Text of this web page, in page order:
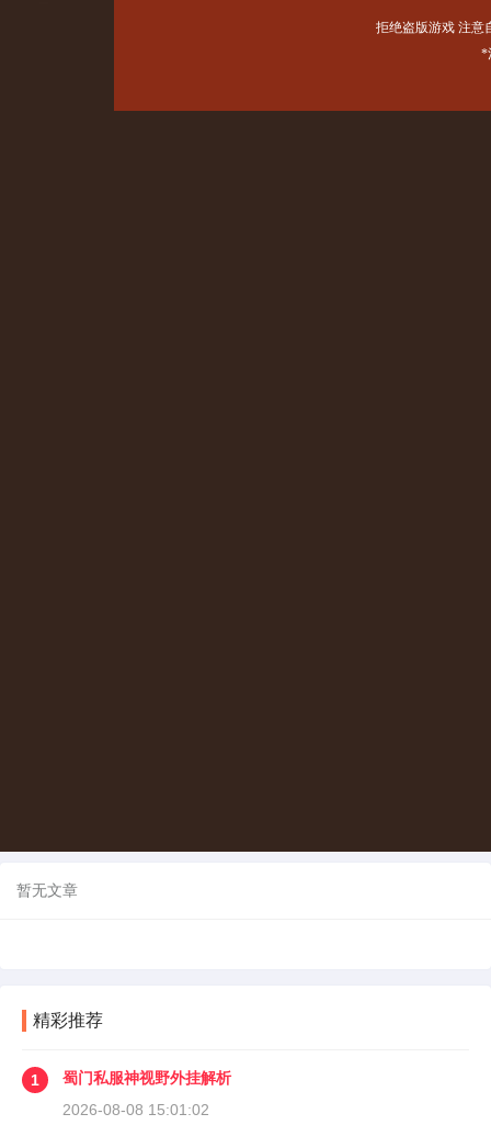
暂无文章
精彩推荐
1
蜀门私服神视野外挂解析
2026-08-08 15:01:02